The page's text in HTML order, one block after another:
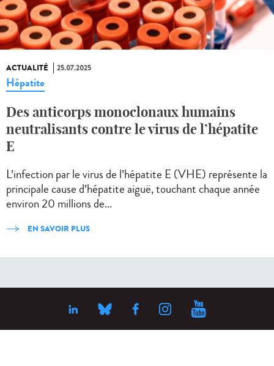
ACTUALITÉ 25.07.2025
Hépatite
Des anticorps monoclonaux humains
neutralisants contre le virus de l’hépatite
E
L’infection par le virus de l’hépatite E (VHE) représente la
principale cause d’hépatite aiguë, touchant chaque année
environ 20 millions de...
EN SAVOIR PLUS